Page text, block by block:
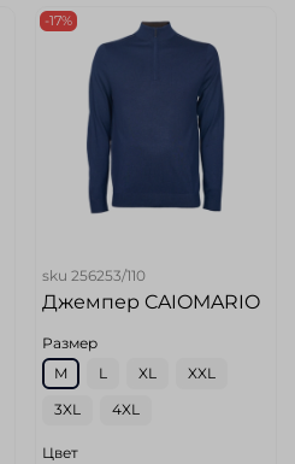
-17%
sku 256253/110
Джемпер CAIOMARIO
Размер
M
L XL XXL
3XL 4XL
Цвет